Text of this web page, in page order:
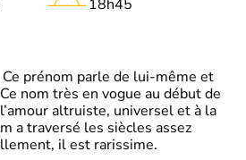
18h45
prénom parle de lui-même et
nom très en vogue au début de
altruiste, universel et à la
a traversé les siècles assez
il est rarissime.